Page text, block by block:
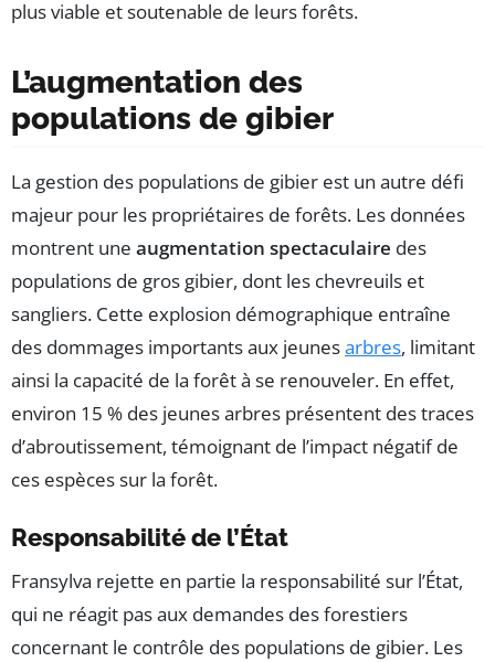
plus viable et soutenable de leurs forêts.
L’augmentation des
populations de gibier
La gestion des populations de gibier est un autre défi
majeur pour les propriétaires de forêts. Les données
montrent une augmentation spectaculaire des
populations de gros gibier, dont les chevreuils et
sangliers. Cette explosion démographique entraîne
des dommages importants aux jeunesarbres, limitant
ainsi la capacité de la forêt à se renouveler. En effet,
environ 15 % des jeunes arbres présentent des traces
d’abroutissement, témoignant de l’impact négatif de
ces espèces sur la forêt.
Responsabilité de l’État
Fransylva rejette en partie la responsabilité sur l’État,
qui ne réagit pas aux demandes des forestiers
concernant le contrôle des populations de gibier. Les